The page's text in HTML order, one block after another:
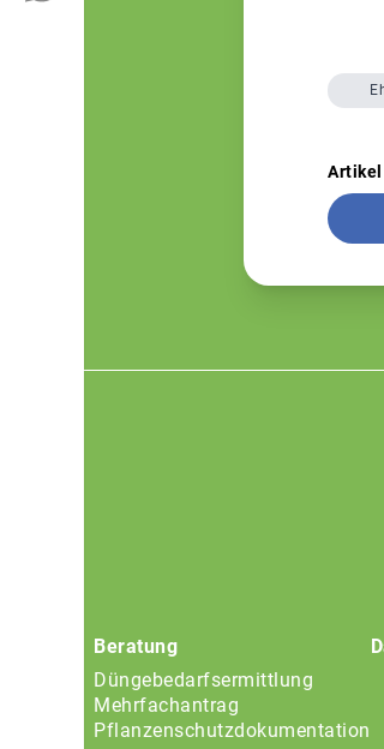
Beratung
Düngebedarfsermittlung
Mehrfachantrag
Pflanzenschutzdokumentation